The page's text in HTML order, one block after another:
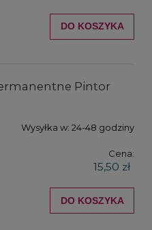
DO KOSZYKA
Pintor
Wysyłka w: 24-48 godziny
Cena:
15,50 zł
DO KOSZYKA